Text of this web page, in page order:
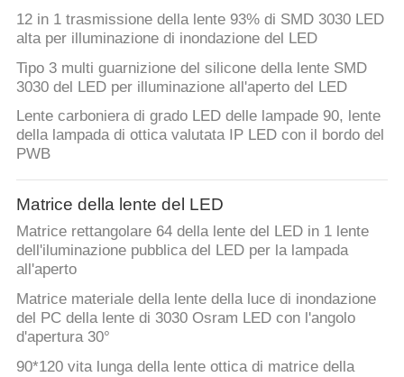
12 in 1 trasmissione della lente 93% di SMD 3030 LED
alta per illuminazione di inondazione del LED
Tipo 3 multi guarnizione del silicone della lente SMD
3030 del LED per illuminazione all'aperto del LED
Lente carboniera di grado LED delle lampade 90, lente
della lampada di ottica valutata IP LED con il bordo del
PWB
Matrice della lente del LED
Matrice rettangolare 64 della lente del LED in 1 lente
dell'iluminazione pubblica del LED per la lampada
all'aperto
Matrice materiale della lente della luce di inondazione
del PC della lente di 3030 Osram LED con l'angolo
d'apertura 30°
90*120 vita lunga della lente ottica di matrice della